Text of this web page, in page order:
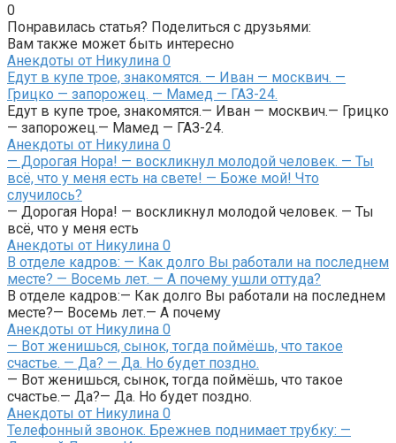
0
Понравилась статья? Поделиться с друзьями:
Вам также может быть интересно
Анекдоты от Никулина 0
Едут в купе трое, знакомятся. — Иван — москвич. —
Грицко — запорожец. — Мамед — ГАЗ-24.
Едут в купе трое, знакомятся.— Иван — москвич.— Грицко
— запорожец.— Мамед — ГАЗ-24.
Анекдоты от Никулина 0
— Дорогая Нора! — воскликнул молодой человек. — Ты
всё, что у меня есть на свете! — Боже мой! Что
случилось?
— Дорогая Нора! — воскликнул молодой человек. — Ты
всё, что у меня есть
Анекдоты от Никулина 0
В отделе кадров: — Как долго Вы работали на последнем
месте? — Восемь лет. — А почему ушли оттуда?
В отделе кадров:— Как долго Вы работали на последнем
месте?— Восемь лет.— А почему
Анекдоты от Никулина 0
— Вот женишься, сынок, тогда поймёшь, что такое
счастье. — Да? — Да. Но будет поздно.
— Вот женишься, сынок, тогда поймёшь, что такое
счастье.— Да?— Да. Но будет поздно.
Анекдоты от Никулина 0
Телефонный звонок. Брежнев поднимает трубку: —